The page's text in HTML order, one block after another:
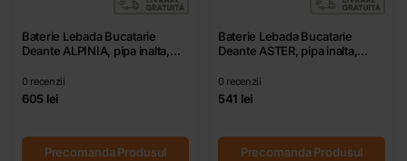
Baterie Lebada Bucatarie
Deante ALPINIA, pipa inalta,
mm
0 recenzii
605 lei
Precomanda Produsul
Baterie Lebada Bucatarie
Deante ASTER, pipa inalta,
mm
0 recenzii
541 lei
Precomanda Produsul